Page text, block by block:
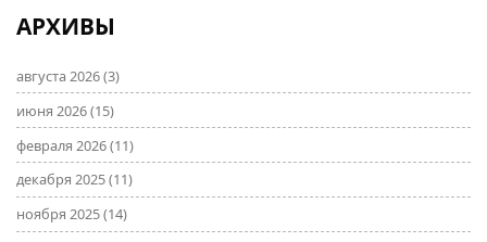
АРХИВЫ
августа 2026(3)
июня 2026(15)
февраля 2026(11)
декабря 2025(11)
ноября 2025(14)